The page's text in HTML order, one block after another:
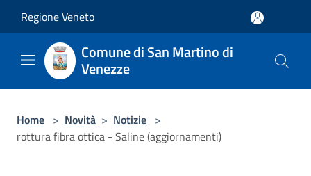
Regione Veneto
Comune di San Martino di
Venezze
Home > Novità > Notizie >
rottura fibra ottica - Saline (aggiornamenti)